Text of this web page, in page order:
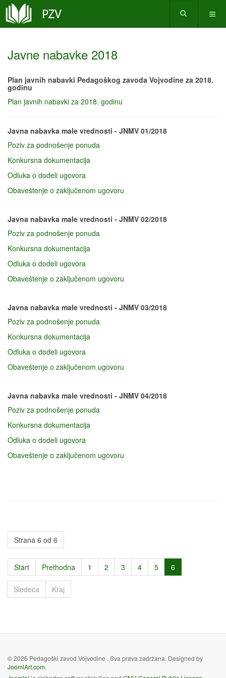
Javne nabavke 2018
Plan javnih nabavki Pedagoškog zavoda Vojvodine za 2018.
godinu
Plan javnih nabavki za 2018. godinu
Javna nabavka male vrednosti - JNMV 01/2018
Poziv za podnošenje ponuda
Konkursna dokumentacija
Odluka o dodeli ugovora
Obaveštenje o zaključenom ugovoru
Javna nabavka male vrednosti - JNMV 02/2018
Poziv za podnošenje ponuda
Konkursna dokumentacija
Odluka o dodeli ugovora
Obaveštenje o zaključenom ugovoru
Javna nabavka male vrednosti - JNMV 03/2018
Poziv za podnošenje ponuda
Konkursna dokumentacija
Odluka o dodeli ugovora
Obaveštenje o zaključenom ugovoru
Javna nabavka male vrednosti - JNMV 04/2018
Poziv za podnošenje ponuda
Konkursna dokumentacija
Odluka o dodeli ugovora
Obaveštenje o zaključenom ugovoru
Strana 6 od 6
Start Prethodna 1 2 3 4 5 6
Sledeća Kraj
© 2026 Pedagoški zavod Vojvodine . Sva prava zadržana. Designed by
JoomlArt.com.